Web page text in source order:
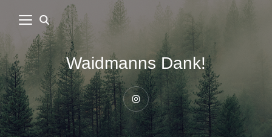
Waidmanns Dank!
Instagram